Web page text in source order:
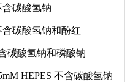
含碳酸氢钠
含碳酸氢钠和酚红
碳酸氢钠和磷酸钠
HEPES 不含碳酸氢钠